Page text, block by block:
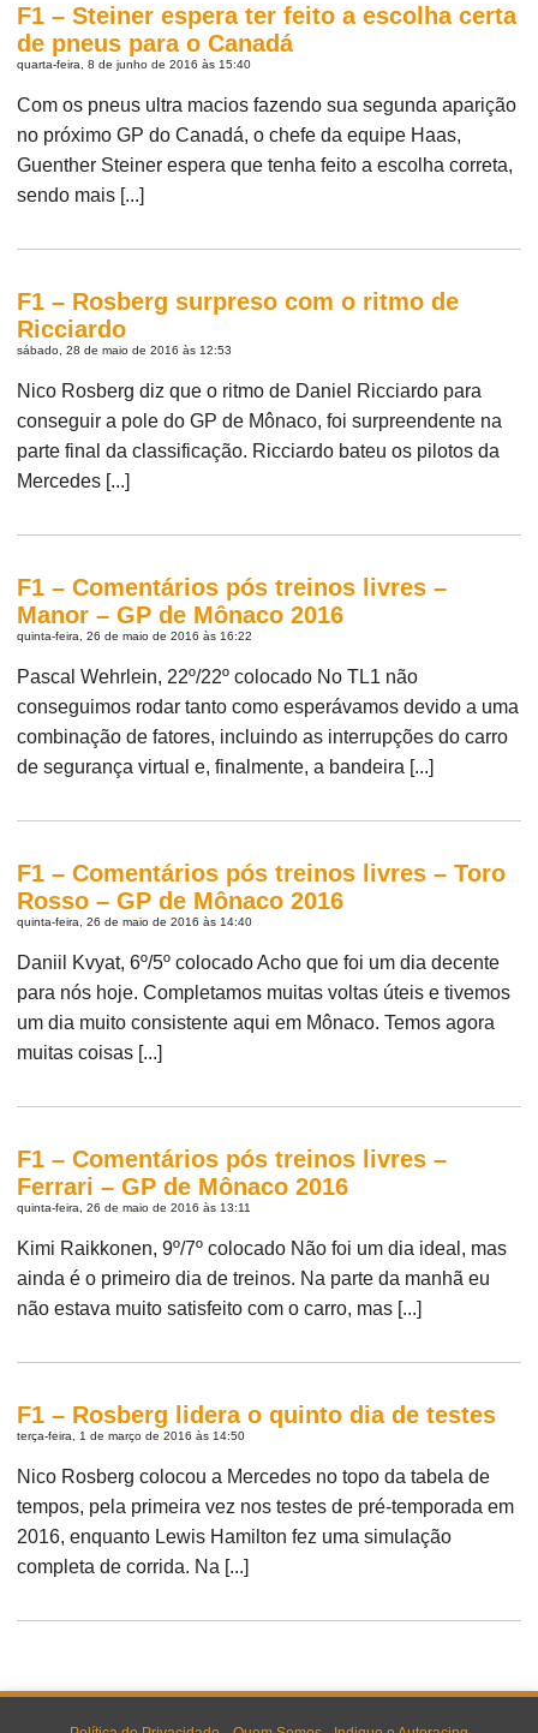
F1 – Steiner espera ter feito a escolha certa
de pneus para o Canadá
quarta-feira, 8 de junho de 2016 às 15:40
Com os pneus ultra macios fazendo sua segunda aparição
no próximo GP do Canadá, o chefe da equipe Haas,
Guenther Steiner espera que tenha feito a escolha correta,
sendo mais [...]
F1 – Rosberg surpreso com o ritmo de
Ricciardo
sábado, 28 de maio de 2016 às 12:53
Nico Rosberg diz que o ritmo de Daniel Ricciardo para
conseguir a pole do GP de Mônaco, foi surpreendente na
parte final da classificação. Ricciardo bateu os pilotos da
Mercedes [...]
F1 – Comentários pós treinos livres –
Manor – GP de Mônaco 2016
quinta-feira, 26 de maio de 2016 às 16:22
Pascal Wehrlein, 22º/22º colocado No TL1 não
conseguimos rodar tanto como esperávamos devido a uma
combinação de fatores, incluindo as interrupções do carro
de segurança virtual e, finalmente, a bandeira [...]
F1 – Comentários pós treinos livres – Toro
Rosso – GP de Mônaco 2016
quinta-feira, 26 de maio de 2016 às 14:40
Daniil Kvyat, 6º/5º colocado Acho que foi um dia decente
para nós hoje. Completamos muitas voltas úteis e tivemos
um dia muito consistente aqui em Mônaco. Temos agora
muitas coisas [...]
F1 – Comentários pós treinos livres –
Ferrari – GP de Mônaco 2016
quinta-feira, 26 de maio de 2016 às 13:11
Kimi Raikkonen, 9º/7º colocado Não foi um dia ideal, mas
ainda é o primeiro dia de treinos. Na parte da manhã eu
não estava muito satisfeito com o carro, mas [...]
F1 – Rosberg lidera o quinto dia de testes
terça-feira, 1 de março de 2016 às 14:50
Nico Rosberg colocou a Mercedes no topo da tabela de
tempos, pela primeira vez nos testes de pré-temporada em
2016, enquanto Lewis Hamilton fez uma simulação
completa de corrida. Na [...]